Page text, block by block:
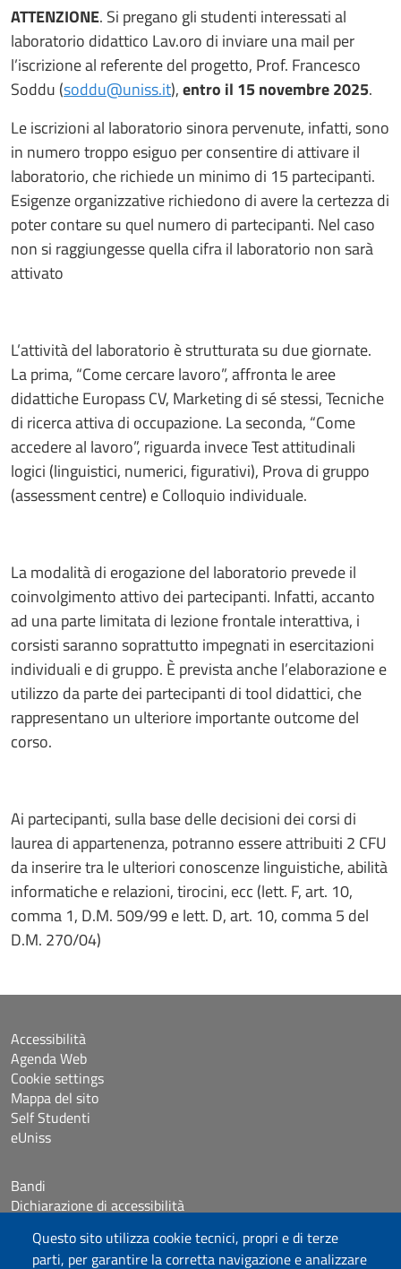
Questo sito utilizza cookie tecnici, propri e di terze
parti, per garantire la corretta navigazione e analizzare
ATTENZIONE. Si pregano gli studenti interessati al
laboratorio didattico Lav.oro di inviare una mail per
l’iscrizione al referente del progetto, Prof. Francesco
Soddu (soddu@uniss.it),entro il 15 novembre 2025.
Le iscrizioni al laboratorio sinora pervenute, infatti, sono
in numero troppo esiguo per consentire di attivare il
laboratorio, che richiede un minimo di 15 partecipanti.
Esigenze organizzative richiedono di avere la certezza di
poter contare su quel numero di partecipanti. Nel caso
non si raggiungesse quella cifra il laboratorio non sarà
attivato
L’attività del laboratorio è strutturata su due giornate.
La prima, “Come cercare lavoro”, affronta le aree
didattiche Europass CV, Marketing di sé stessi, Tecniche
di ricerca attiva di occupazione. La seconda, “Come
accedere al lavoro”, riguarda invece Test attitudinali
logici (linguistici, numerici, figurativi), Prova di gruppo
(assessment centre) e Colloquio individuale.
La modalità di erogazione del laboratorio prevede il
coinvolgimento attivo dei partecipanti. Infatti, accanto
ad una parte limitata di lezione frontale interattiva, i
corsisti saranno soprattutto impegnati in esercitazioni
individuali e di gruppo. È prevista anche l’elaborazione e
utilizzo da parte dei partecipanti di tool didattici, che
rappresentano un ulteriore importante outcome del
corso.
Ai partecipanti, sulla base delle decisioni dei corsi di
laurea di appartenenza, potranno essere attribuiti 2 CFU
da inserire tra le ulteriori conoscenze linguistiche, abilità
informatiche e relazioni, tirocini, ecc (lett. F, art. 10,
comma 1, D.M. 509/99 e lett. D, art. 10, comma 5 del
D.M. 270/04)
Accessibilità
Agenda Web
Cookie settings
Mappa del sito
Self Studenti
eUniss
Bandi
Dichiarazione di accessibilità
Protocollo